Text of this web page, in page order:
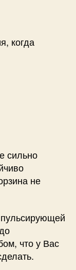
когда
сильно
не
что у Вас